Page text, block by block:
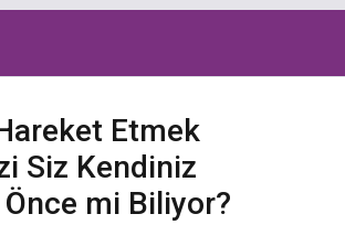
Etmek
Siz Kendiniz
mi Biliyor?